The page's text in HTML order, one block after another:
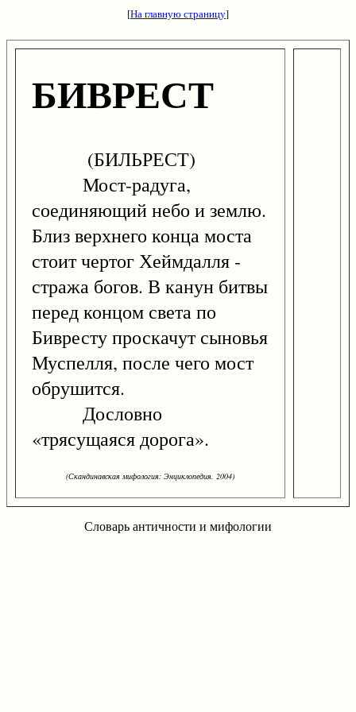
[На главную страницу]
БИВРЕСТ
(БИЛЬРЕСТ)
Мост-радуга,
соединяющий небо и землю.
Близ верхнего конца моста
стоит чертог Хеймдалля -
стража богов. В канун битвы
перед концом света по
Бивресту проскачут сыновья
Муспелля, после чего мост
обрушится.
Дословно
«трясущаяся дорога».
(Скандинавская мифология: Энциклопедия. 2004)
Словарь античности и мифологии